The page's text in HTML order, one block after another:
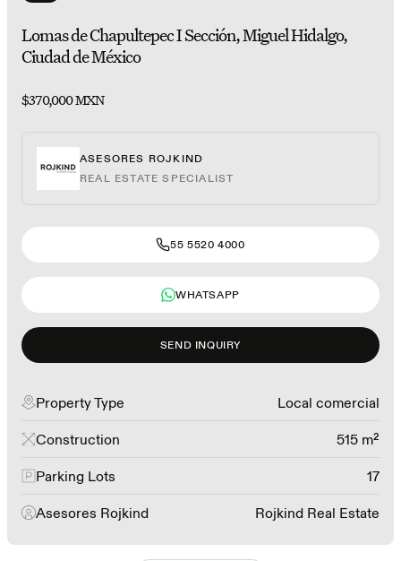
Lomas de Chapultepec I Sección, Miguel Hidalgo,
Ciudad de México
$370,000 MXN
ASESORES ROJKIND
REAL ESTATE SPECIALIST
55 5520 4000
WHATSAPP
SEND INQUIRY
Property Type Local comercial
Construction 515 m²
Parking Lots 17
Asesores Rojkind Rojkind Real Estate